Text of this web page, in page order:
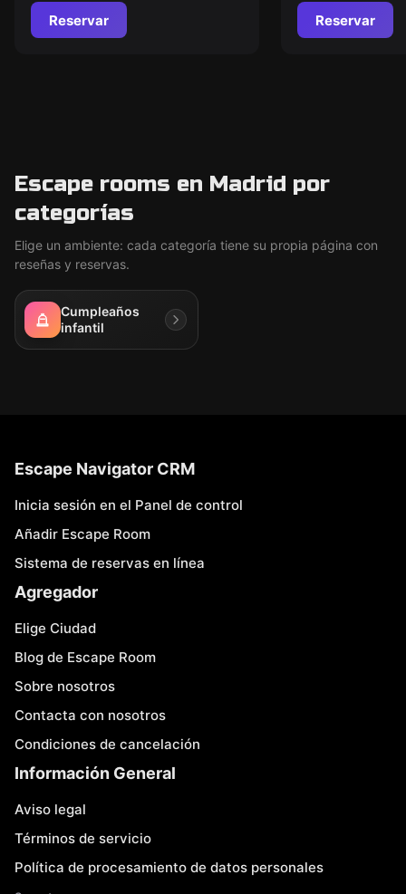
Reservar Reservar
Escape rooms en Madrid por
categorías
Elige un ambiente: cada categoría tiene su propia página con
reseñas y reservas.
Cumpleaños
infantil
Escape Navigator CRM
Inicia sesión en el Panel de control
Añadir Escape Room
Sistema de reservas en línea
Agregador
Elige Ciudad
Blog de Escape Room
Sobre nosotros
Contacta con nosotros
Condiciones de cancelación
Información General
Aviso legal
Términos de servicio
Política de procesamiento de datos personales